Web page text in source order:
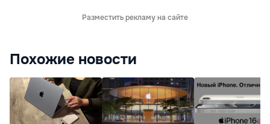
Разместить рекламу на сайте
Похожие новости